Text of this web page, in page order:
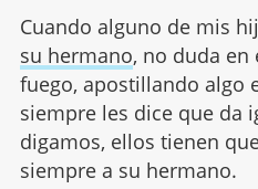
Cuando alguno de mis
su hermano, no duda en
fuego, apostillando algo
siempre les dice que da
digamos, ellos tienen
siempre a su hermano.